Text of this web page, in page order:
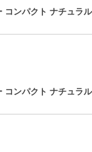
コンパクト ナチュラ
コンパクト ナチュラ